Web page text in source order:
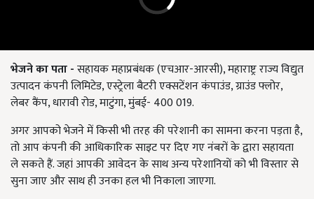
भेजने का पता-सहायक महाप्रबंधक (एचआर-आरसी), महाराष्ट्र राज्य विद्युत
उत्पादन कंपनी लिमिटेड, एस्ट्रेला बैटरी एक्सटेंशन कंपाउंड, ग्राउंड फ्लोर,
लेबर कैंप, धारावी रोड, माटुंगा, मुंबई- 400 019.
अगर आपको भेजने में किसी भी तरह की परेशानी का सामना करना पड़ता है,
तो आप कंपनी की आधिकारिक साइट पर दिए गए नंबरों के द्वारा सहायता
ले सकते हैं. जहां आपकी आवेदन के साथ अन्य परेशानियों को भी विस्तार से
सुना जाए और साथ ही उनका हल भी निकाला जाएगा.